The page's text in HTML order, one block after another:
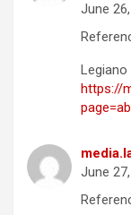
June
https://
June